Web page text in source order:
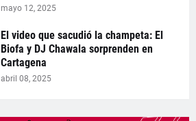
mayo 12, 2025
El video que sacudió la champeta: El
Biofa y DJ Chawala sorprenden en
Cartagena
abril 08, 2025